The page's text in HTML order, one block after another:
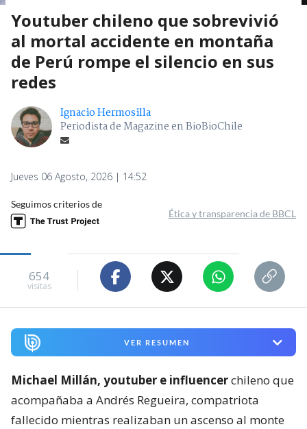
Youtuber chileno que sobrevivió
al mortal accidente en montaña
de Perú rompe el silencio en sus
redes
Ignacio Hermosilla
Periodista de Magazine en BioBioChile
Jueves 06 Agosto, 2026 | 14:52
Seguimos criterios de
Ética y transparencia de BBCL
654
visitas
VER RESUMEN
Michael Millán, youtuber e influencerchileno que
acompañaba a Andrés Regueira, compatriota
fallecido mientras realizaban un ascenso al monte